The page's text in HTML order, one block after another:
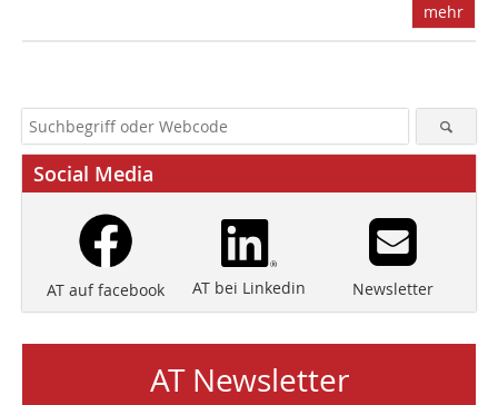
mehr
Social Media
AT auf facebook AT bei Linkedin Newsletter
AT Newsletter